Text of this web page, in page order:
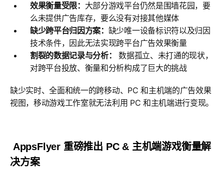
效果衡量受限： 大部分游戏平台仍然是围墙花园，要
么未提供广告库存，要么没有对接其他媒体
缺少跨平台归因方案： 缺少唯一设备标识符以及归因
技术条件，因此无法实现跨平台广告效果衡量
割裂的数据记录与分析：
数据孤立、未打通的现状，
对跨平台投放、衡量和分析构成了巨大的挑战
缺少实时、全面和统一的跨移动、PC 和主机端的广告效果
视图，移动游戏工作室就无法利用 PC 和主机端进行变现。
AppsFlyer 重磅推出 PC & 主机端游戏衡量解
决方案